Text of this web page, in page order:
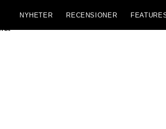
NYHETER RECENSIONER